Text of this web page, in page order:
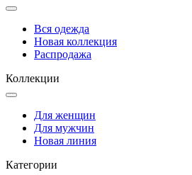
Вся одежда
Новая коллекция
Распродажа
Коллекции
Для женщин
Для мужчин
Новая линия
Категории